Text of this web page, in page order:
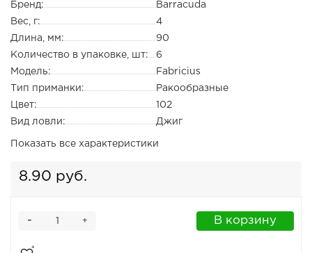
Бренд:
Barracuda
Вес, г:
4
Длина, мм:
90
Количество в упаковке, шт:
6
Модель:
Fabricius
Тип приманки:
Ракообразные
Цвет:
102
Вид ловли:
Джиг
Показать все характеристики
8.90 руб.
+
- В корзину